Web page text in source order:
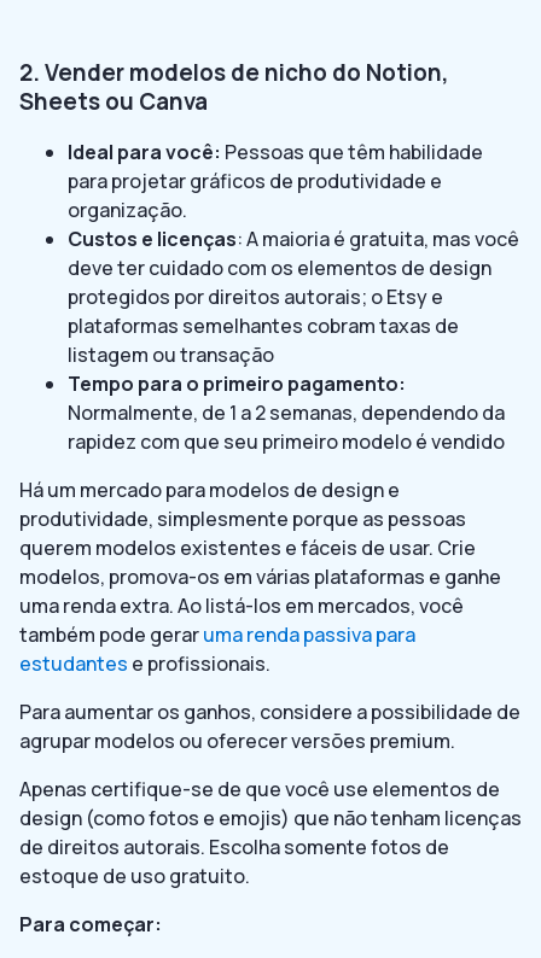
2. Vender modelos de nicho do Notion,
Sheets ou Canva
Ideal para você: Pessoas que têm habilidade
para projetar gráficos de produtividade e
organização.
Custos e licenças: A maioria é gratuita, mas você
deve ter cuidado com os elementos de design
protegidos por direitos autorais; o Etsy e
plataformas semelhantes cobram taxas de
listagem ou transação
Tempo para o primeiro pagamento:
Normalmente, de 1 a 2 semanas, dependendo da
rapidez com que seu primeiro modelo é vendido
Há um mercado para modelos de design e
produtividade, simplesmente porque as pessoas
querem modelos existentes e fáceis de usar. Crie
modelos, promova-os em várias plataformas e ganhe
uma renda extra. Ao listá-los em mercados, você
também pode geraruma renda passiva para
estudantes e profissionais.
Para aumentar os ganhos, considere a possibilidade de
agrupar modelos ou oferecer versões premium.
Apenas certifique-se de que você use elementos de
design (como fotos e emojis) que não tenham licenças
de direitos autorais. Escolha somente fotos de
estoque de uso gratuito.
Para começar: